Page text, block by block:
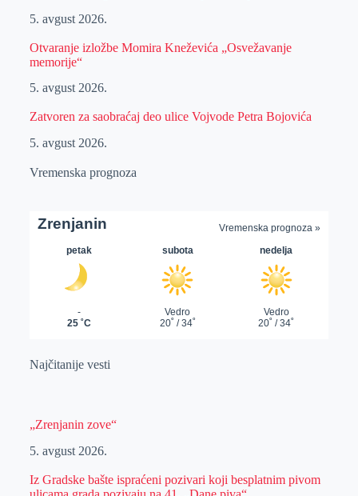
5. avgust 2026.
Otvaranje izložbe Momira Kneževića „Osvežavanje
memorije“
5. avgust 2026.
Zatvoren za saobraćaj deo ulice Vojvode Petra Bojovića
5. avgust 2026.
Vremenska prognoza
Najčitanije vesti
„Zrenjanin zove“
5. avgust 2026.
Iz Gradske bašte ispraćeni pozivari koji besplatnim pivom